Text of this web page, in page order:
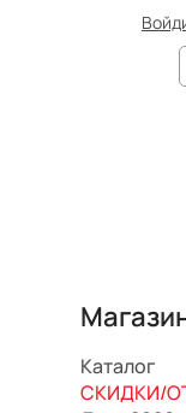
Каталог
СКИДКИ/